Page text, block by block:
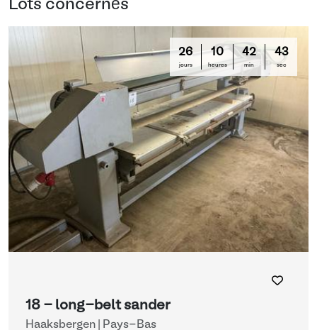
Lots concernés
26
jours
10
heures
42
min
42
sec
18 - long-belt sander
Haaksbergen | Pays-Bas